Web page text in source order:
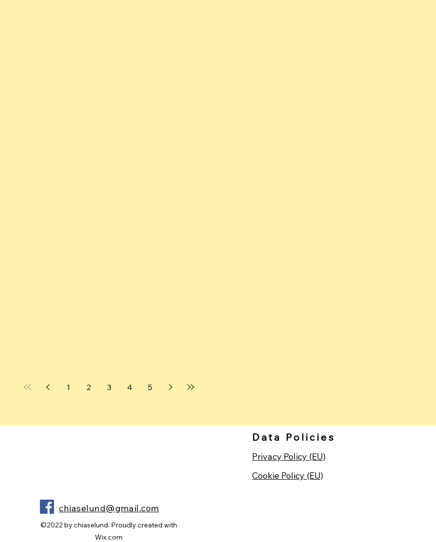
1 2 3 4 5
Data Policies
Privacy Policy (EU)
Cookie Policy (EU)
chiaselund@gmail.com
©2022 by chiaselund. Proudly created with
Wix.com